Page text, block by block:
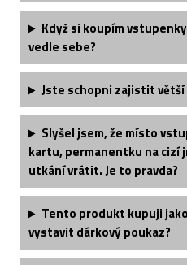
Když si koupím
vedle sebe?
Jste schopni zajistit
Slyšel jsem, že místo
kartu, permanentku na cizí
utkání vrátit. Je to pravda?
Tento produkt kupuji
vystavit dárkový poukaz?